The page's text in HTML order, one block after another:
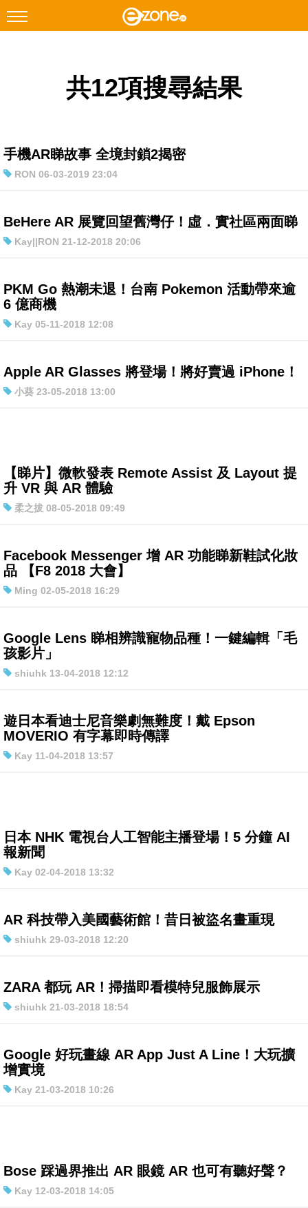
Instagram
遊戲動漫
EduTech
IT Times
Enterprise Digital Transformation
特集
共12項搜尋結果
手機AR睇故事 全境封鎖2揭密
RON 06-03-2019 23:04
BeHere AR 展覽回望舊灣仔！虛．實社區兩面睇
Kay||RON 21-12-2018 20:06
PKM Go 熱潮未退！台南 Pokemon 活動帶來逾
6 億商機
Kay 05-11-2018 12:08
Apple AR Glasses 將登場！將好賣過 iPhone！
小葵 23-05-2018 13:00
【睇片】微軟發表 Remote Assist 及 Layout 提
升 VR 與 AR 體驗
柔之拔 08-05-2018 09:49
Facebook Messenger 增 AR 功能睇新鞋試化妝
品 【F8 2018 大會】
Ming 02-05-2018 16:29
Google Lens 睇相辨識寵物品種！一鍵編輯「毛
孩影片」
shiuhk 13-04-2018 12:12
遊日本看迪士尼音樂劇無難度！戴 Epson
MOVERIO 有字幕即時傳譯
Kay 11-04-2018 13:57
日本 NHK 電視台人工智能主播登場！5 分鐘 AI
報新聞
Kay 02-04-2018 13:32
AR 科技帶入美國藝術館！昔日被盜名畫重現
shiuhk 29-03-2018 12:20
ZARA 都玩 AR！掃描即看模特兒服飾展示
shiuhk 21-03-2018 18:54
Google 好玩畫線 AR App Just A Line！大玩擴
增實境
Kay 21-03-2018 10:26
Bose 踩過界推出 AR 眼鏡 AR 也可有聽好聲？
Kay 12-03-2018 14:05